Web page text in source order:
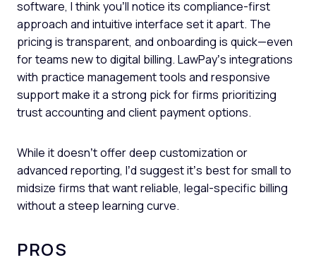
software, I think you’ll notice its compliance-first
approach and intuitive interface set it apart. The
pricing is transparent, and onboarding is quick—even
for teams new to digital billing. LawPay’s integrations
with practice management tools and responsive
support make it a strong pick for firms prioritizing
trust accounting and client payment options.
While it doesn’t offer deep customization or
advanced reporting, I’d suggest it’s best for small to
midsize firms that want reliable, legal-specific billing
without a steep learning curve.
PROS